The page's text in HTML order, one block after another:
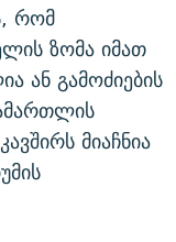
რომ
ზომა იმათ
ან გამოძიების
მიაჩნია